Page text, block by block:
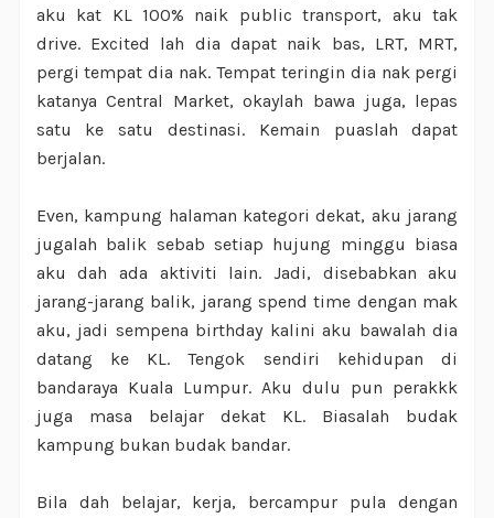
aku kat KL 100% naik public transport, aku tak
drive. Excited lah dia dapat naik bas, LRT, MRT,
pergi tempat dia nak. Tempat teringin dia nak pergi
katanya Central Market, okaylah bawa juga, lepas
satu ke satu destinasi. Kemain puaslah dapat
berjalan.
Even, kampung halaman kategori dekat, aku jarang
jugalah balik sebab setiap hujung minggu biasa
aku dah ada aktiviti lain. Jadi, disebabkan aku
jarang-jarang balik, jarang spend time dengan mak
aku, jadi sempena birthday kalini aku bawalah dia
datang ke KL. Tengok sendiri kehidupan di
bandaraya Kuala Lumpur. Aku dulu pun perakkk
juga masa belajar dekat KL. Biasalah budak
kampung bukan budak bandar.
Bila dah belajar, kerja, bercampur pula dengan